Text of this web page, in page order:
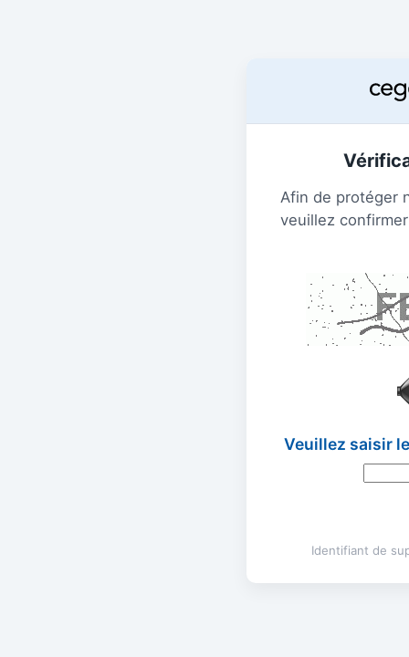
Afin de protéger
veuillez
Veuillez saisir
Identifiant de